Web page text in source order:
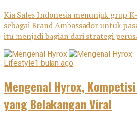
Kia Sales Indonesia menunjuk grup
sebagai Brand Ambassador untuk
itu menjadi bagian dari strategi
Lifestyle1 bulan ago
Mengenal Hyrox,
yang Belakangan Viral